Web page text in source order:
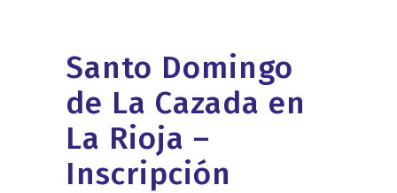
Santo Domingo
de La Cazada en
La Rioja –
Inscripción